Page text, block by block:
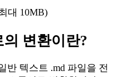
대 10MB)
변환이란?
반 텍스트 .md 파일을 전